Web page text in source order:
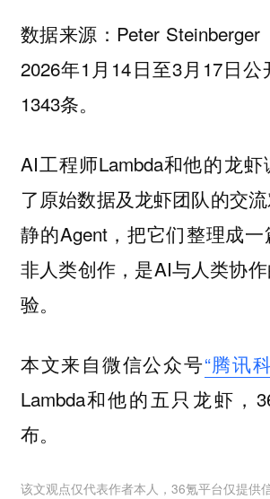
数据来源：Peter Steinberger
2026年1月14日至3月17日
1343条。
AI工程师Lambda和他的龙
了原始数据及龙虾团队的交
静的Agent，把它们整理成
非人类创作，是AI与人类协
验。
本文来自微信公众号“腾讯
Lambda和他的五只龙虾，
布。
该文观点仅代表作者本人，36氪平台仅提供